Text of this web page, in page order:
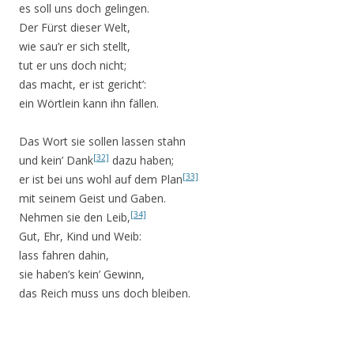
es soll uns doch gelingen.
Der Fürst dieser Welt,
wie sau’r er sich stellt,
tut er uns doch nicht;
das macht, er ist gericht’:
ein Wörtlein kann ihn fällen.
Das Wort sie sollen lassen stahn
und kein’ Dank[32] dazu haben;
er ist bei uns wohl auf dem Plan[33]
mit seinem Geist und Gaben.
Nehmen sie den Leib,[34]
Gut, Ehr, Kind und Weib:
lass fahren dahin,
sie haben’s kein’ Gewinn,
das Reich muss uns doch bleiben.